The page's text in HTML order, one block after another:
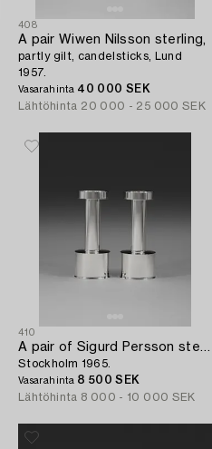
408
A pair Wiwen Nilsson sterling,
partly gilt, candelsticks, Lund
1957.
Vasarahinta 40 000 SEK
Lähtöhinta 20 000 - 25 000 SEK
410
A pair of Sigurd Persson sterling candlesticks,
Stockholm 1965.
Vasarahinta 8 500 SEK
Lähtöhinta 8 000 - 10 000 SEK